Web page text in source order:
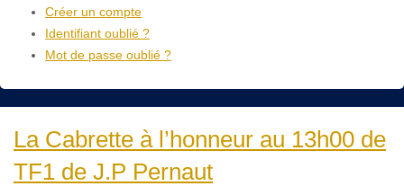
Créer un compte
Identifiant oublié ?
Mot de passe oublié ?
La Cabrette à l’honneur au 13h00 de
TF1 de J.P Pernaut